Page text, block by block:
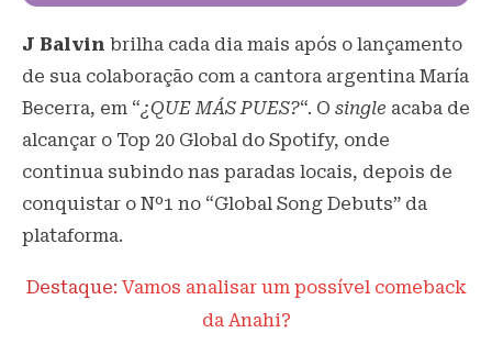
J Balvin brilha cada dia mais após o lançamento
de sua colaboração com a cantora argentina María
Becerra, em “¿QUE MÁS PUES?“. O single acaba de
alcançar o Top 20 Global do Spotify, onde
continua subindo nas paradas locais, depois de
conquistar o Nº1 no “Global Song Debuts” da
plataforma.
Destaque: Vamos analisar um possível comeback
da Anahi?